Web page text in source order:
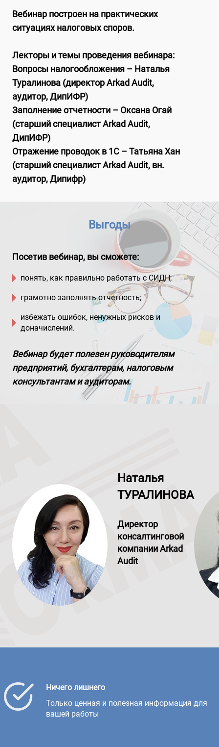
Вебинар построен на практических
ситуациях налоговых споров.
Лекторы и темы проведения вебинара:
Вопросы налогообложения – Наталья
Туралинова (директор Arkad Audit,
аудитор, ДипИФР)
Заполнение отчетности – Оксана Огай
(старший специалист Arkad Audit,
ДипИФР)
Отражение проводок в 1С – Татьяна Хан
(старший специалист Arkad Audit, вн.
аудитор, Дипифр)
Выгоды
Посетив вебинар, вы сможете:
понять, как правильно работать с СИДН;
грамотно заполнять отчетность;
избежать ошибок, ненужных рисков и
доначислений.
Вебинар будет полезен руководителям
предприятий, бухгалтерам, налоговым
консультантам и аудиторам.
Наталья
ТУРАЛИНОВА
Директор
консалтинговой
компании Arkad
Audit
Ничего лишнего
Только ценная и полезная информация для
вашей работы